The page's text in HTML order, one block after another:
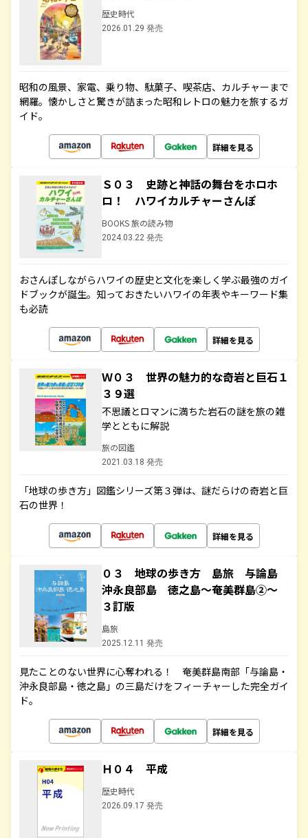
歴史時代
2026.01.29 発売
昭和の風景、家電、乗り物、駄菓子、喫茶店、カルチャーまで
網羅。懐かしさと驚きが詰まった昭和レトロの魅力を旅するガ
イド。
詳細を見る
Ｓ０３ 史跡と神話の舞台をホロホ
ロ！ ハワイカルチャーさんぽ
BOOKS 旅の読み物
2024.03.22 発売
おさんぽしながらハワイの歴史と文化を楽しく学ぶ最強のガイ
ドブックが誕生。知っておきたいハワイの年表やキーワード集
も必読
詳細を見る
Ｗ０３ 世界の魅力的な奇岩と巨石１
３９選
不思議とロマンに満ちた岩石の謎を旅の雑
学とともに解説
旅の図鑑
2021.03.18 発売
「地球の歩き方」図鑑シリーズ第３弾は、謎だらけの奇岩と巨
石の世界！
詳細を見る
０３ 地球の歩き方 島旅 与論島
沖永良部島 徳之島～奄美群島②～
３訂版
島旅
2025.12.11 発売
見たことのない世界に心奪われる！ 奄美群島南部「与論島・
沖永良部島・徳之島」の三島だけをフィーチャーした完全ガイ
ド。
詳細を見る
Ｈ０４ 平成
歴史時代
2026.09.17 発売